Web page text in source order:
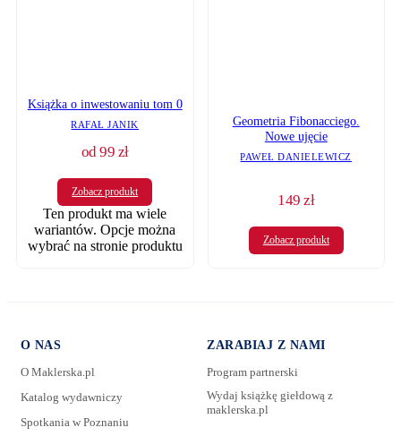
Książka o inwestowaniu tom 0
RAFAŁ JANIK
od99 zł
Zobacz produkt
Ten produkt ma wiele
wariantów. Opcje można
wybrać na stronie produktu
Geometria Fibonacciego.
Nowe ujęcie
PAWEŁ DANIELEWICZ
149zł
Zobacz produkt
O NAS
O Maklerska.pl
Katalog wydawniczy
Spotkania w Poznaniu
ZARABIAJ Z NAMI
Program partnerski
Wydaj książkę giełdową z
maklerska.pl